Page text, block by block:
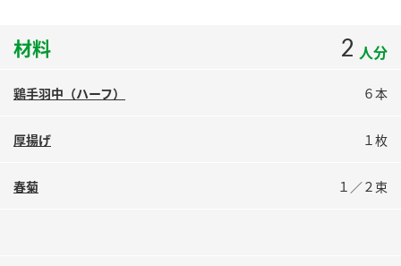
すしラボ
鍋奉行マニュアル
おいしさと健康への取り組み
材料 2 人分
鶏手羽中（ハーフ） ６本
厚揚げ １枚
春菊 １／２束